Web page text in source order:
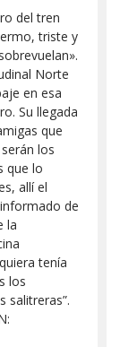
del tren
triste y
Norte
en esa
Su llegada
que
los
que lo
allí el
de
la
tenía
los
salitreras”.